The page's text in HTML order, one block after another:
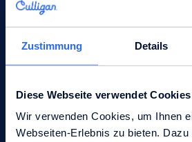
Zustimmung Details
Diese Webseite verwendet Cookies
Wir verwenden Cookies, um Ihnen
Webseiten-Erlebnis zu bieten.
Liefern